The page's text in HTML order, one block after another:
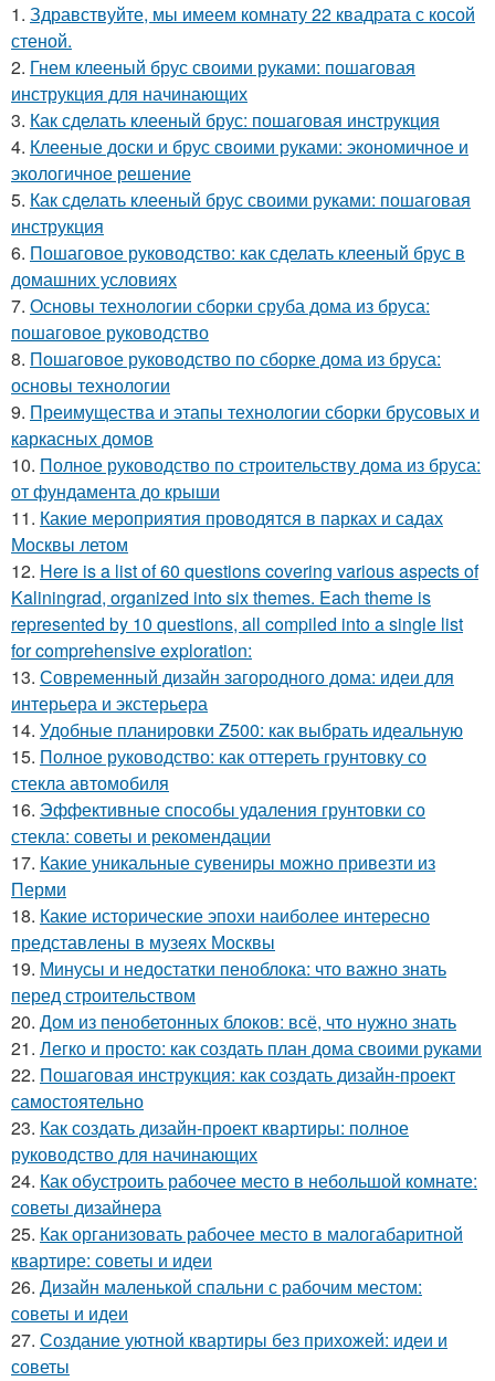
1. Здравствуйте, мы имеем комнату 22 квадрата с косой
стеной.
2. Гнем клееный брус своими руками: пошаговая
инструкция для начинающих
3. Как сделать клееный брус: пошаговая инструкция
4. Клееные доски и брус своими руками: экономичное и
экологичное решение
5. Как сделать клееный брус своими руками: пошаговая
инструкция
6. Пошаговое руководство: как сделать клееный брус в
домашних условиях
7. Основы технологии сборки сруба дома из бруса:
пошаговое руководство
8. Пошаговое руководство по сборке дома из бруса:
основы технологии
9. Преимущества и этапы технологии сборки брусовых и
каркасных домов
10. Полное руководство по строительству дома из бруса:
от фундамента до крыши
11. Какие мероприятия проводятся в парках и садах
Москвы летом
12. Here is a list of 60 questions covering various aspects of
Kaliningrad, organized into six themes. Each theme is
represented by 10 questions, all compiled into a single list
for comprehensive exploration:
13. Современный дизайн загородного дома: идеи для
интерьера и экстерьера
14. Удобные планировки Z500: как выбрать идеальную
15. Полное руководство: как оттереть грунтовку со
стекла автомобиля
16. Эффективные способы удаления грунтовки со
стекла: советы и рекомендации
17. Какие уникальные сувениры можно привезти из
Перми
18. Какие исторические эпохи наиболее интересно
представлены в музеях Москвы
19. Минусы и недостатки пеноблока: что важно знать
перед строительством
20. Дом из пенобетонных блоков: всё, что нужно знать
21. Легко и просто: как создать план дома своими руками
22. Пошаговая инструкция: как создать дизайн-проект
самостоятельно
23. Как создать дизайн-проект квартиры: полное
руководство для начинающих
24. Как обустроить рабочее место в небольшой комнате:
советы дизайнера
25. Как организовать рабочее место в малогабаритной
квартире: советы и идеи
26. Дизайн маленькой спальни с рабочим местом:
советы и идеи
27. Создание уютной квартиры без прихожей: идеи и
советы